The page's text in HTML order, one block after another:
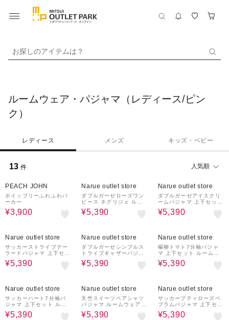
お探しのアイテムは？
ルームウェア・パジャマ（レディース/ピン
ク）
レディース メンズ キッズ・ベビー
13 件 人気順
PEACH JOHN
ホイップリーふわふわパ
ーカー
¥3,900
Narue outlet store
ダブルガーゼローズワン
ピース ネグリジェ ルー
ムウェア 部屋着 綿10
0％ お肌に優しい 着心地
¥5,390
Narue outlet store
ダブルガーゼアイスクリ
ームパジャマ 上下セット
ルームウェア 部屋着 綿1
00％ 肌に優しい やわら
人かわいい
¥5,390
Narue outlet store
サッカーストライプテー
ラードパジャマ 上下セッ
ト ルームウェア 部屋着
綿100％ 肌に優しい や
ゃれ 大人かわいい ベー
シック
¥5,390
Narue outlet store
ダブルガーゼシンプルス
トライプギャザーパジャ
マ 上下セット ルームウ
ェア 部屋着 綿100％ お
わやか おしゃれ
¥5,390
Narue outlet store
楊柳トマト7分袖パジャ
マ 上下セット ルームウ
ェア 部屋着 綿100％ 肌
に優しい 涼しい 快適 着
¥5,390
Narue outlet store
サッカーハート7分袖パ
ジャマ 上下セット ルー
ムウェア 部屋着 綿10
0％ 肌に優しい やわらか
¥5,390
Narue outlet store
天竺スイーツベアシャツ
パジャマ ルームウェア
部屋着 綿100％ お肌に
優しい 着心地がいい ス
¥5,390
Narue outlet store
サッカープティローズペ
プラムパジャマ 上下セッ
ト ルームウェア 部屋着
綿100％ 肌に優しい や
¥5,390